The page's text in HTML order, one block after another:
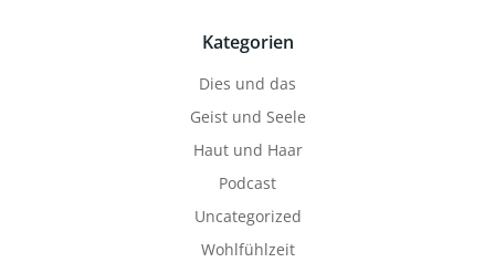
Kategorien
Dies und das
Geist und Seele
Haut und Haar
Podcast
Uncategorized
Wohlfühlzeit